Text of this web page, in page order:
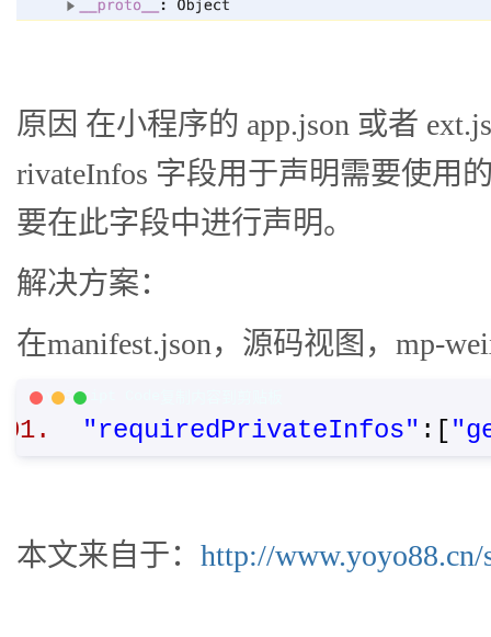
原因 在小程序的 app.json 或者
rivateInfos 字段用于声明需要使用
要在此字段中进行声明。
解决方案：
在manifest.json，源码视图，mp-
JavaScript Code
"requiredPrivateInfos" :[
本文来自于： http://